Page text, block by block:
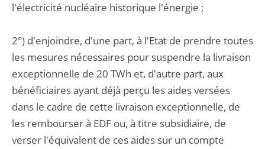
l'électricité nucléaire historique l'énergie ;
2°) d'enjoindre, d'une part, à l'Etat de prendre toutes
les mesures nécessaires pour suspendre la livraison
exceptionnelle de 20 TWh et, d'autre part, aux
bénéficiaires ayant déjà perçu les aides versées
dans le cadre de cette livraison exceptionnelle, de
les rembourser à EDF ou, à titre subsidiaire, de
verser l'équivalent de ces aides sur un compte